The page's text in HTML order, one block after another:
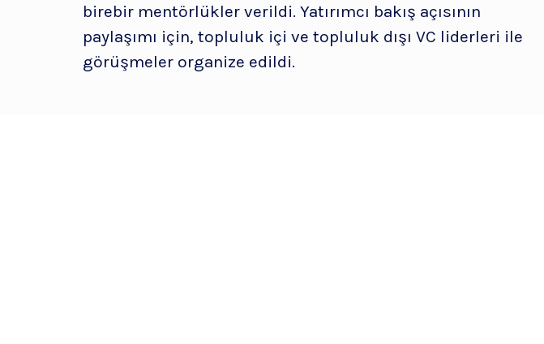
birebir mentörlükler verildi. Yatırımcı bakış açısının
paylaşımı için, topluluk içi ve topluluk dışı VC liderleri ile
görüşmeler organize edildi.